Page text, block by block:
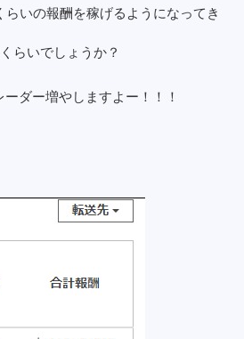
らいの報酬を稼げるようになってき
らいでしょうか？
ダー増やしますよー！！！